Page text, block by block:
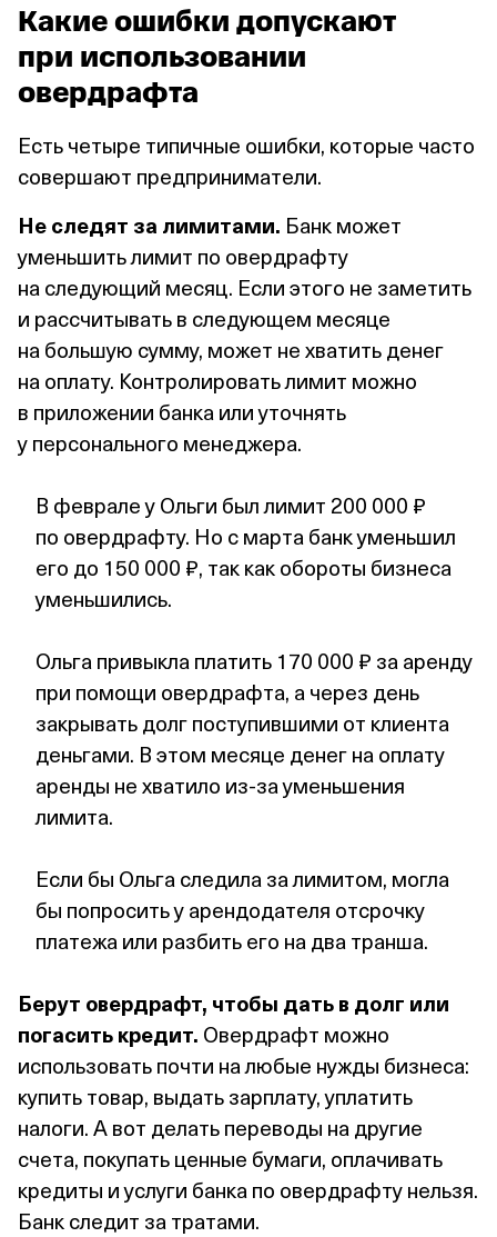
Какие ошибки допускают
при использовании
овердрафта
Есть четыре типичные ошибки, которые часто
совершают предприниматели.
Не следят за лимитами. Банк может
уменьшить лимит по овердрафту
на следующий месяц. Если этого не заметить
и рассчитывать в следующем месяце
на большую сумму, может не хватить денег
на оплату. Контролировать лимит можно
в приложении банка или уточнять
у персонального менеджера.
В феврале у Ольги был лимит 200 000 ₽
по овердрафту. Но с марта банк уменьшил
его до 150 000 ₽, так как обороты бизнеса
уменьшились.
Ольга привыкла платить 170 000 ₽ за аренду
при помощи овердрафта, а через день
закрывать долг поступившими от клиента
деньгами. В этом месяце денег на оплату
аренды не хватило из‑за уменьшения
лимита.
Если бы Ольга следила за лимитом, могла
бы попросить у арендодателя отсрочку
платежа или разбить его на два транша.
Берут овердрафт, чтобы дать в долг или
погасить кредит. Овердрафт можно
использовать почти на любые нужды бизнеса:
купить товар, выдать зарплату, уплатить
налоги. А вот делать переводы на другие
счета, покупать ценные бумаги, оплачивать
кредиты и услуги банка по овердрафту нельзя.
Банк следит за тратами.